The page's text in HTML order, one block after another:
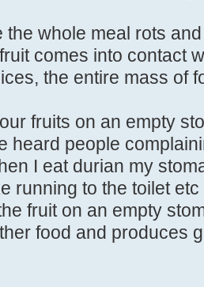
the whole meal rots
comes into contact
the entire mass of
fruits on an empty
heard people
I eat durian my
running to the toilet
fruit on an empty
food and produces